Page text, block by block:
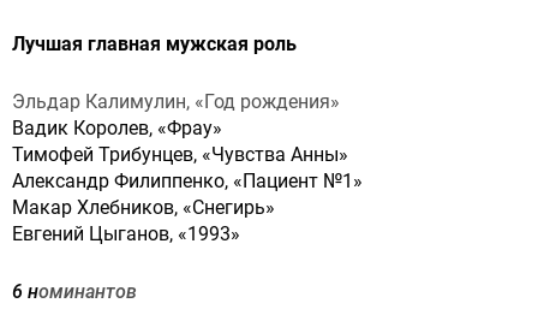
Лучшая главная мужская роль
Эльдар Калимулин, «Год рождения»
Вадик Королев, «Фрау»
Тимофей Трибунцев, «Чувства Анны»
Александр Филиппенко, «Пациент №1»
Макар Хлебников, «Снегирь»
Евгений Цыганов, «1993»
6 номинантов